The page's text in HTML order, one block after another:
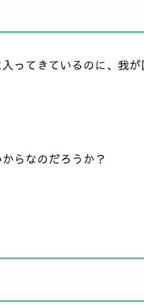
ってきているのに、我
らなのだろうか？